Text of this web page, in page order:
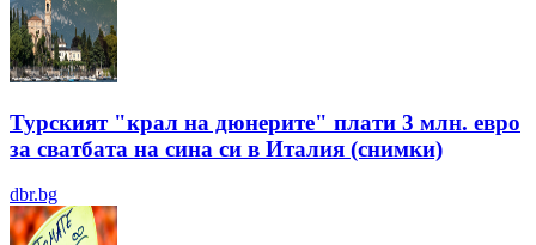
Турският "крал на дюнерите" плати 3 млн. евро
за сватбата на сина си в Италия (снимки)
dbr.bg